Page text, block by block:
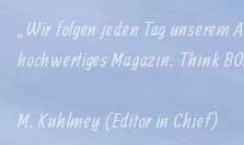
„Wir folgen jeden Tag
hochwertiges Magazin. Think
M. Kuhlmey (Editor in Chief)